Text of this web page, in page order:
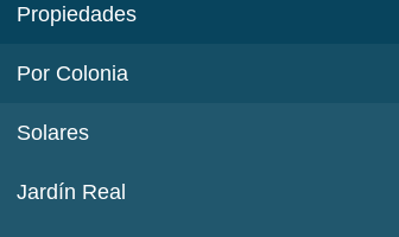
Propiedades
Por Colonia
Solares
Jardín Real